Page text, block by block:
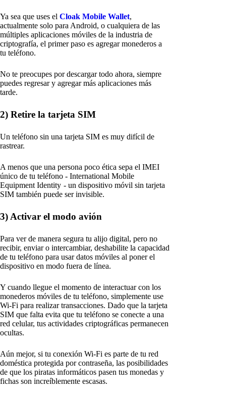
Ya sea que uses el Cloak Mobile Wallet,
actualmente solo para Android, o cualquiera de las
múltiples aplicaciones móviles de la industria de
criptografía, el primer paso es agregar monederos a
tu teléfono.
No te preocupes por descargar todo ahora, siempre
puedes regresar y agregar más aplicaciones más
tarde.
2) Retire la tarjeta SIM
Un teléfono sin una tarjeta SIM es muy difícil de
rastrear.
A menos que una persona poco ética sepa el IMEI
único de tu teléfono - International Mobile
Equipment Identity - un dispositivo móvil sin tarjeta
SIM también puede ser invisible.
3) Activar el modo avión
Para ver de manera segura tu alijo digital, pero no
recibir, enviar o intercambiar, deshabilite la capacidad
de tu teléfono para usar datos móviles al poner el
dispositivo en modo fuera de línea.
Y cuando llegue el momento de interactuar con los
monederos móviles de tu teléfono, simplemente use
Wi-Fi para realizar transacciones. Dado que la tarjeta
SIM que falta evita que tu teléfono se conecte a una
red celular, tus actividades criptográficas permanecen
ocultas.
Aún mejor, si tu conexión Wi-Fi es parte de tu red
doméstica protegida por contraseña, las posibilidades
de que los piratas informáticos pasen tus monedas y
fichas son increíblemente escasas.